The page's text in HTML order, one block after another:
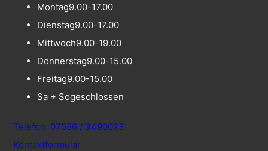
Montag9.00-17.00
Dienstag9.00-17.00
Mittwoch9.00-19.00
Donnerstag9.00-15.00
Freitag9.00-15.00
Sa + Sogeschlossen
Telefon: 07556 / 3490023
Kontaktformular